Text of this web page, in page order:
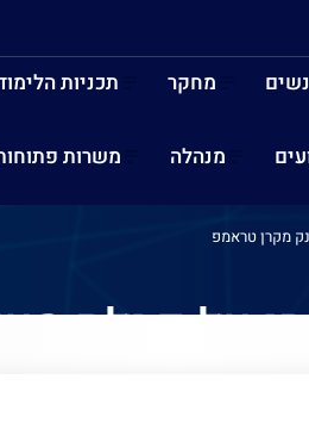
מחקר תכניות
מנהלה משרות
מקרן טראמפ
על קבלת